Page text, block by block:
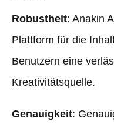
Robustheit: Anakin
Plattform für die
Benutzern eine
Kreativitätsquelle.
Genauigkeit: